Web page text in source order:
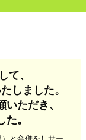
て、
しました。
ただき、
。